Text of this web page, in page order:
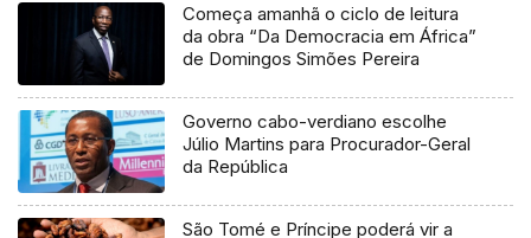
Começa amanhã o ciclo de leitura
da obra “Da Democracia em África”
de Domingos Simões Pereira
Governo cabo-verdiano escolhe
Júlio Martins para Procurador-Geral
da República
São Tomé e Príncipe poderá vir a